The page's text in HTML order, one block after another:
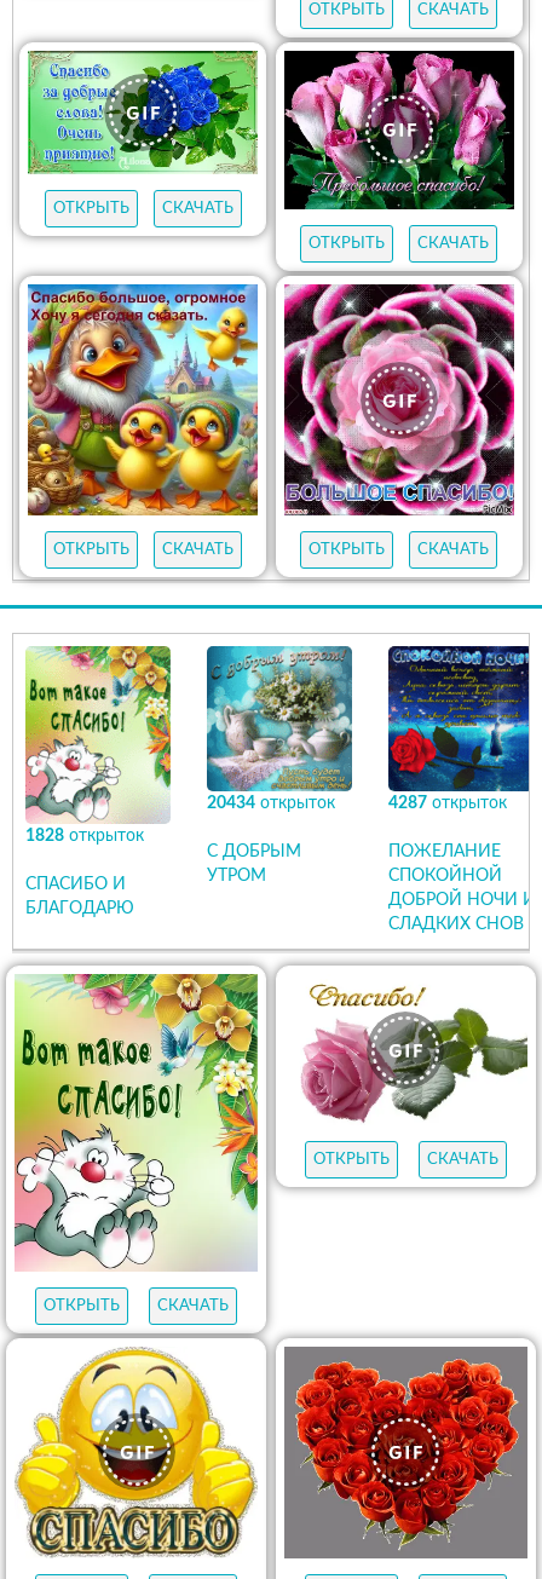
ОТКРЫТЬ СКАЧАТЬ
ОТКРЫТЬ СКАЧАТЬ
ОТКРЫТЬ СКАЧАТЬ
ОТКРЫТЬ СКАЧАТЬ ОТКРЫТЬ СКАЧАТЬ
1828 открыток
СПАСИБО И
БЛАГОДАРЮ
20434 открыток
С ДОБРЫМ
УТРОМ
4287 открыток
ПОЖЕЛАНИЕ
СПОКОЙНОЙ
ДОБРОЙ НОЧИ И
СЛАДКИХ СНОВ
ОТКРЫТЬ СКАЧАТЬ
ОТКРЫТЬ СКАЧАТЬ